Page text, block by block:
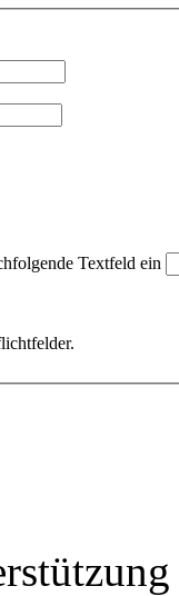
Textfeld ein